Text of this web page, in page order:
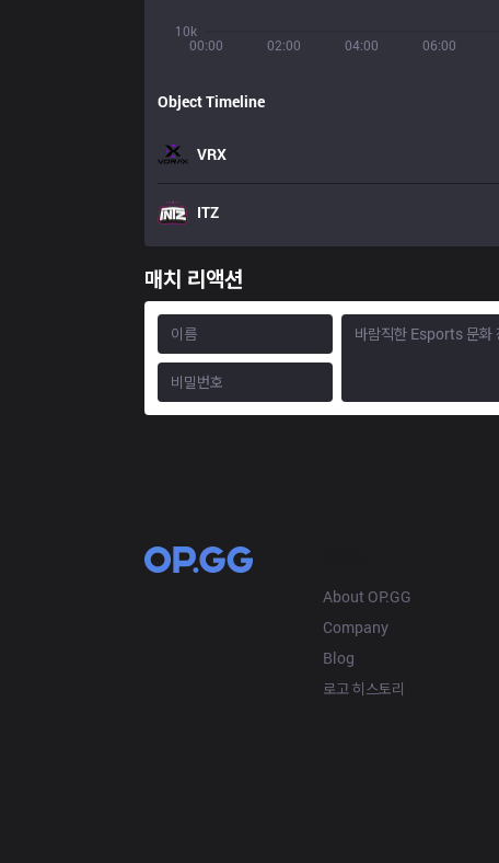
00:00 02:00 04:00 06:00
10k
Object Timeline
VRX
ITZ
매치 리액션
About OP.GG
Company
Blog
로고 히스토리